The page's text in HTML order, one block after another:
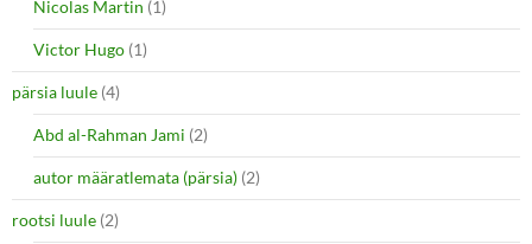
Nicolas Martin (1)
Victor Hugo (1)
pärsia luule (4)
Abd al-Rahman Jami (2)
autor määratlemata (pärsia) (2)
rootsi luule (2)